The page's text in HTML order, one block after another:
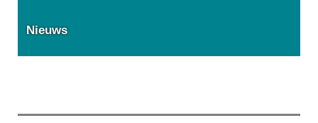
Nieuws